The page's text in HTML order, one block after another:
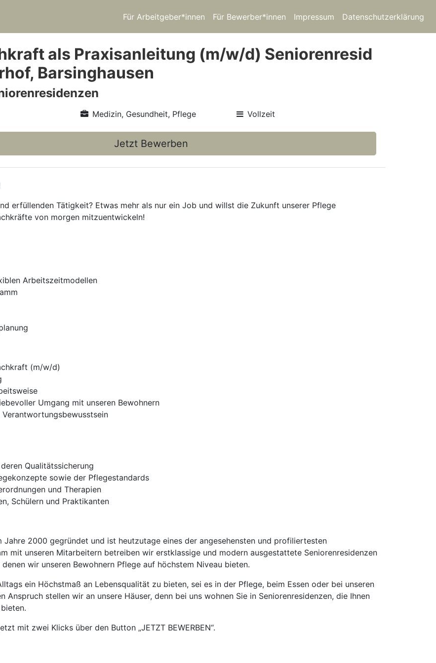
Für Arbeitgeber*innen Für Bewerber*innen Impressum Datenschutzerklärung
als Praxisanleitung (m/w/d) Seniorenresid
Barsinghausen
Medizin, Gesundheit, Pflege Vollzeit
Jetzt Bewerben
erfüllenden Tätigkeit? Etwas mehr als nur ein Job und willst die Zukunft unserer Pflege
von morgen mitzuentwickeln!
Arbeitszeitmodellen
(m/w/d)
Umgang mit unseren Bewohnern
Qualitätssicherung
sowie der Pflegestandards
und Therapien
Schülern und Praktikanten
Jahre 2000 gegründet und ist heutzutage eines der angesehensten und profiliertesten
mit unseren Mitarbeitern betreiben wir erstklassige und modern ausgestattete Seniorenresidenzen
wir unseren Bewohnern Pflege auf höchstem Niveau bieten.
ein Höchstmaß an Lebensqualität zu bieten, sei es in der Pflege, beim Essen oder bei unseren
Anspruch stellen wir an unsere Häuser, denn bei uns wohnen Sie in Seniorenresidenzen, die Ihnen
mit zwei Klicks über den Button „JETZT BEWERBEN“.